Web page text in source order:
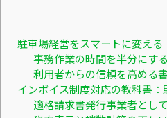
駐車場経営をスマートに変え
事務作業の時間を半分にす
利用者からの信頼を高める
インボイス制度対応の教科書
適格請求書発行事業者とし